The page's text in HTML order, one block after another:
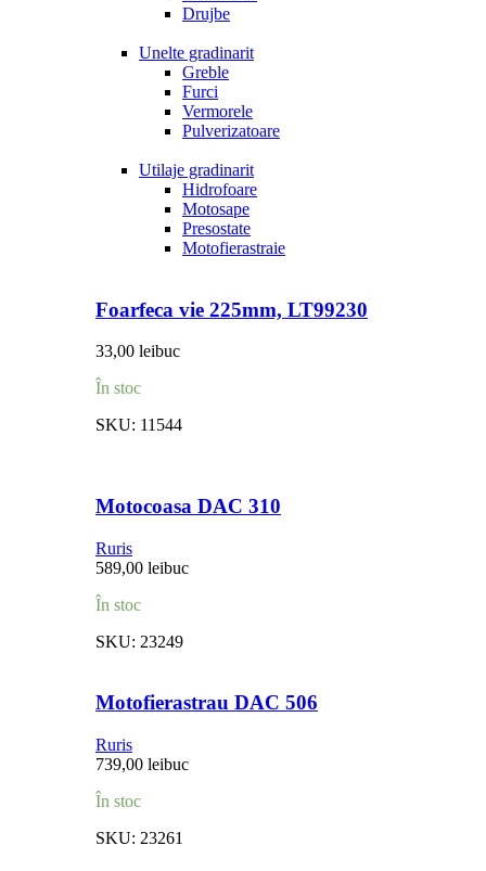
Drujbe
Unelte gradinarit
Greble
Furci
Vermorele
Pulverizatoare
Utilaje gradinarit
Hidrofoare
Motosape
Presostate
Motofierastraie
Foarfeca vie 225mm, LT99230
33,00 leibuc
În stoc
SKU: 11544
Motocoasa DAC 310
Ruris
589,00 leibuc
În stoc
SKU: 23249
Motofierastrau DAC 506
Ruris
739,00 leibuc
În stoc
SKU: 23261